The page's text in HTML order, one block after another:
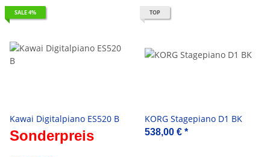
SALE 4%
Kawai Digitalpiano ES520 B
Sonderpreis
TOP
KORG Stagepiano D1 BK
538,00 € *